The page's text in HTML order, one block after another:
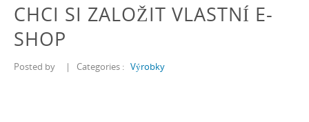
CHCI SI ZALOŽIT VLASTNÍ E-
SHOP
Posted by | Categories : Výrobky